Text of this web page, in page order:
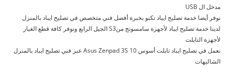
مدخل ال USB
نوفر أيضا خدمة تصليح ايباد تكنو بخبرة أفضل فني متخصص في تصليح ايباد بالمنزل
لدينا خدمة تصليح ايباد لأجهزة سامسونج منS3 الجيل الرابع ونوفر كافة قطع الغيار
لأجهزة التابلت
نعمل في تصليح ايباد تابلت أسوس Asus Zenpad 3S 10 عبر فني تصليح ايباد بالمنزل
الشاليهات